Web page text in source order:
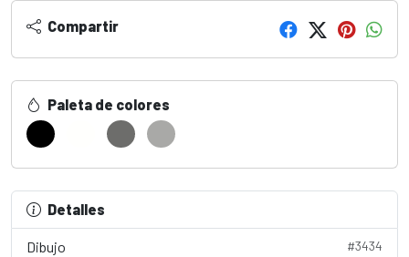
Compartir
Paleta de colores
Detalles
Dibujo #3434